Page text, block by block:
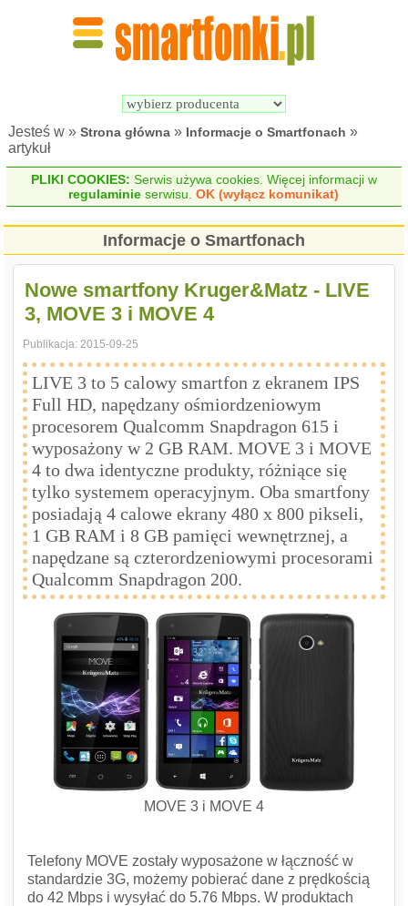
Jesteś w »Strona główna » Informacje o Smartfonach »
artykuł
PLIKI COOKIES: Serwis używa cookies. Więcej informacji w
regulaminie serwisu.OK (wyłącz komunikat)
Informacje o Smartfonach
Nowe smartfony Kruger&Matz - LIVE
3, MOVE 3 i MOVE 4
Publikacja:2015-09-25
LIVE 3 to 5 calowy smartfon z ekranem IPS
Full HD, napędzany ośmiordzeniowym
procesorem Qualcomm Snapdragon 615 i
wyposażony w 2 GB RAM. MOVE 3 i MOVE
4 to dwa identyczne produkty, różniące się
tylko systemem operacyjnym. Oba smartfony
posiadają 4 calowe ekrany 480 x 800 pikseli,
1 GB RAM i 8 GB pamięci wewnętrznej, a
napędzane są czterordzeniowymi procesorami
Qualcomm Snapdragon 200.
MOVE 3 i MOVE 4
Telefony MOVE zostały wyposażone w łączność w
standardzie 3G, możemy pobierać dane z prędkością
do 42 Mbps i wysyłać do 5.76 Mbps. W produktach